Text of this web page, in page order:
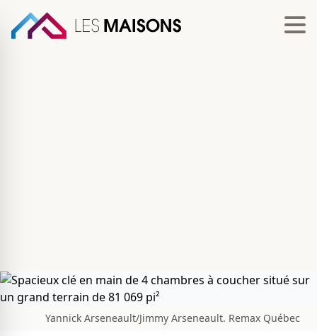
Yannick Arseneault/Jimmy Arseneault. Remax Québec